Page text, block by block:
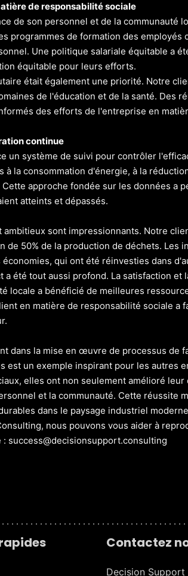
de responsabilité sociale
de son personnel et de la communauté
programmes de formation des
Une politique salariale équitable a
équitable pour leurs efforts.
était également une priorité. Notre
de l'éducation et de la santé. Des
des efforts de l'entreprise en
continue
un système de suivi pour contrôler
à la consommation d'énergie, à la
approche fondée sur les données a
atteints et dépassés.
sont impressionnants. Notre
de 50% de la production de déchets.
qui ont été réinvesties dans
a été tout aussi profond. La satisfaction
locale a bénéficié de meilleures
en matière de responsabilité sociale
dans la mise en œuvre de processus de
est un exemple inspirant pour les autres
elles ont non seulement amélioré
et la communauté. Cette réussite
dans le paysage industriel
nous pouvons vous aider à
: success@decisionsupport.consulting
. . . . . . . . . . . . . . . . . . . . . . . . . . . . . . . . . . . . .
Contactez
Decision Support